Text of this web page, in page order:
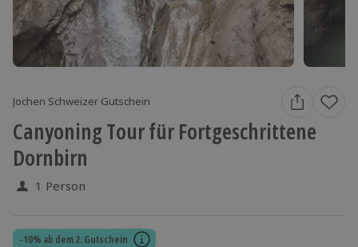
Jochen Schweizer Gutschein
Canyoning Tour für Fortgeschrittene
Dornbirn
1 Person
-10% ab dem 2. Gutschein